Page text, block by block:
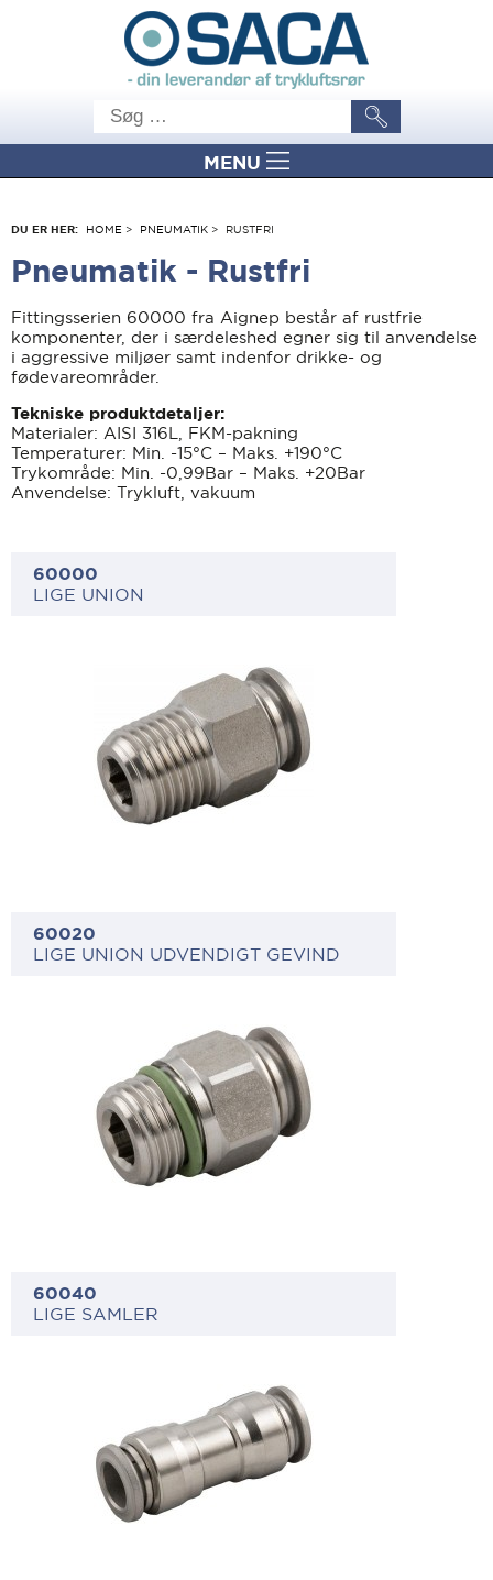
MENU
DU ER HER: HOME > PNEUMATIK > RUSTFRI
Pneumatik - Rustfri
Fittingsserien 60000 fra Aignep består af rustfrie
komponenter, der i særdeleshed egner sig til anvendelse
i aggressive miljøer samt indenfor drikke- og
fødevareområder.
Tekniske produktdetaljer:
Materialer: AISI 316L, FKM-pakning
Temperaturer: Min. -15°C – Maks. +190°C
Trykområde: Min. -0,99Bar – Maks. +20Bar
Anvendelse: Trykluft, vakuum
60000
LIGE UNION
60020
LIGE UNION UDVENDIGT GEVIND
60040
LIGE SAMLER